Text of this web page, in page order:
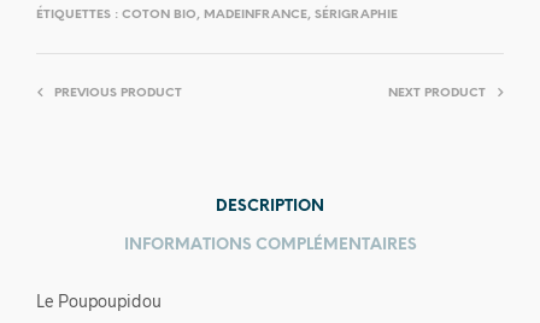
ÉTIQUETTES : COTON BIO, MADEINFRANCE, SÉRIGRAPHIE
PREVIOUS PRODUCT NEXT PRODUCT
DESCRIPTION
INFORMATIONS COMPLÉMENTAIRES
Le Poupoupidou